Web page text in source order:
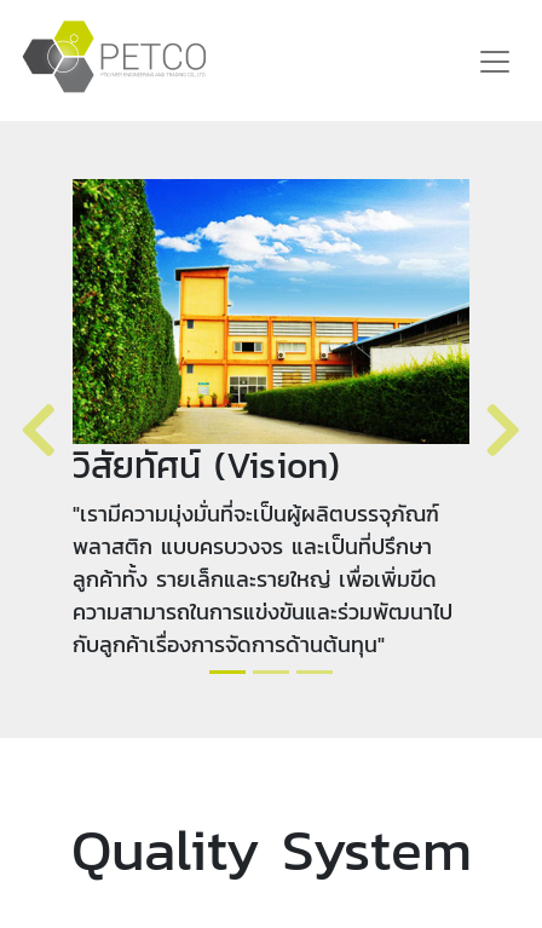
พันธกิจ (Mission)
"มุ่งมั่นพัฒนาให้เป็นผู้ผลิตบรรจุภัณฑ์
พลาสติก แบบครบวงจรที่มีทั้งคุณภาพและ
ต้นทุนที่แข่งขันได้ ตลอดจนการนำเทคโนโลยี
และนวัตกรรมใหม่ๆ เข้ามาพัฒนาการผลิตและ
ศักยภาพของบุคลากร เพื่อที่จะเป็นแรงผลัก
ดันให้องค์กรบรรลุสู่เป้าหมาย"
Quality System